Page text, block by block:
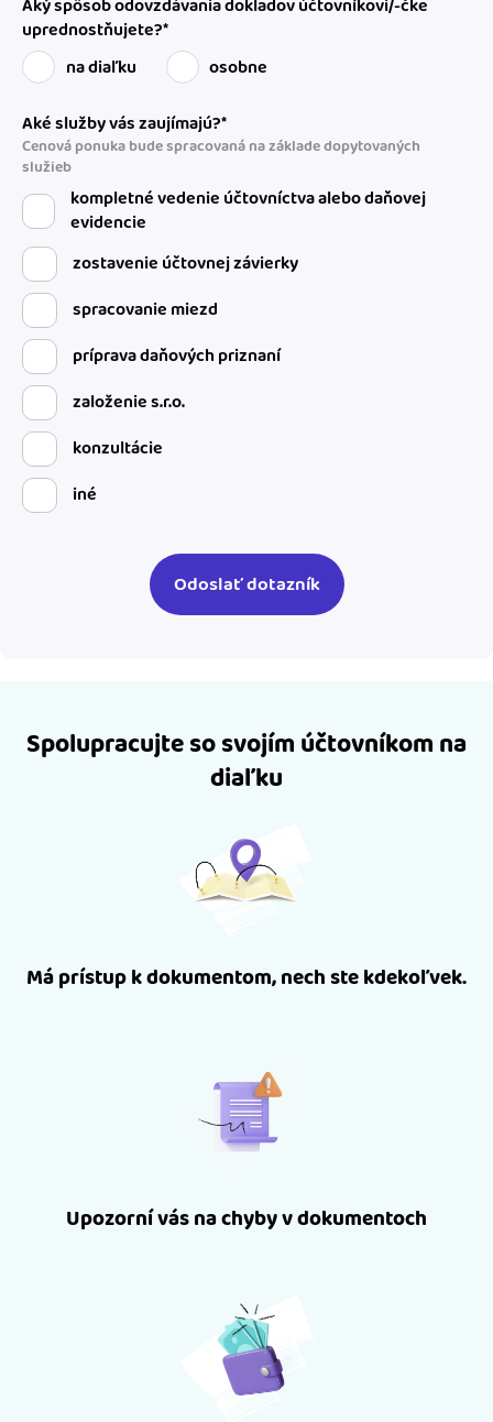
Aký spôsob odovzdávania dokladov účtovníkovi/-čke
uprednostňujete?*
na diaľku
osobne
Aké služby vás zaujímajú?*
Cenová ponuka bude spracovaná na základe dopytovaných
služieb
kompletné vedenie účtovníctva alebo daňovej
evidencie
zostavenie účtovnej závierky
spracovanie miezd
príprava daňových priznaní
založenie s.r.o.
konzultácie
iné
Spolupracujte so svojím účtovníkom na
diaľku
Má prístup k dokumentom, nech ste kdekoľvek.
Upozorní vás na chyby v dokumentoch